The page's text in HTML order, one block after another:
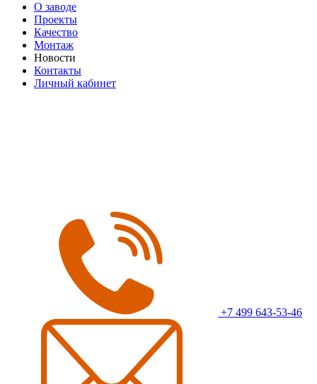
О заводе
Проекты
Качество
Монтаж
Новости
Контакты
Личный кабинет
+7 499 643-53-46